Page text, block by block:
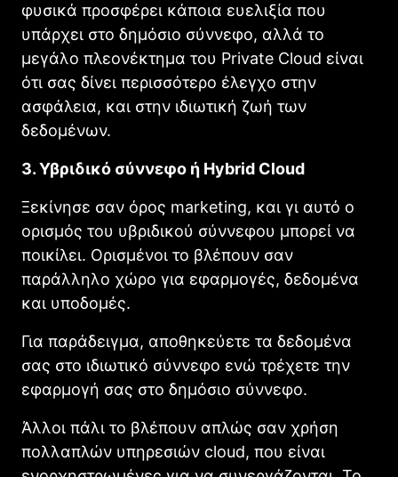
φυσικά προσφέρει κάποια ευελιξία που
υπάρχει στο δημόσιο σύννεφο, αλλά το
μεγάλο πλεονέκτημα του Private Clοud είναι
ότι σας δίνει περισσότερο έλεγχο στην
ασφάλεια, και στην ιδιωτική ζωή των
δεδομένων.
3. Υβριδικό σύννεφο ή Hybrid Cloud
Ξεκίνησε σαν όρος marketing, και γι αυτό ο
ορισμός του υβριδικού σύννεφου μπορεί να
ποικίλει. Ορισμένοι το βλέπουν σαν
παράλληλο χώρο για εφαρμογές, δεδομένα
και υποδομές.
Για παράδειγμα, αποθηκεύετε τα δεδομένα
σας στο ιδιωτικό σύννεφο ενώ τρέχετε την
εφαρμογή σας στο δημόσιο σύννεφο.
Άλλοι πάλι το βλέπουν απλώς σαν χρήση
πολλαπλών υπηρεσιών clοud, που είναι